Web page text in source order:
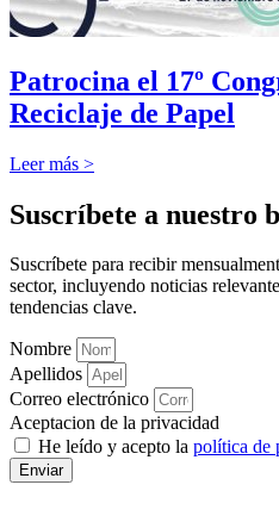
Patrocina el 17º
Reciclaje de Papel
Leer más >
Suscríbete a nuestro
Suscríbete para recibir
sector, incluyendo noticias
tendencias clave.
Nombre
Apellidos
Correo electrónico
Aceptacion de la privacidad
He leído y acepto la política de
Enviar